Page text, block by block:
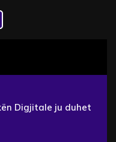
Digjitale ju duhet